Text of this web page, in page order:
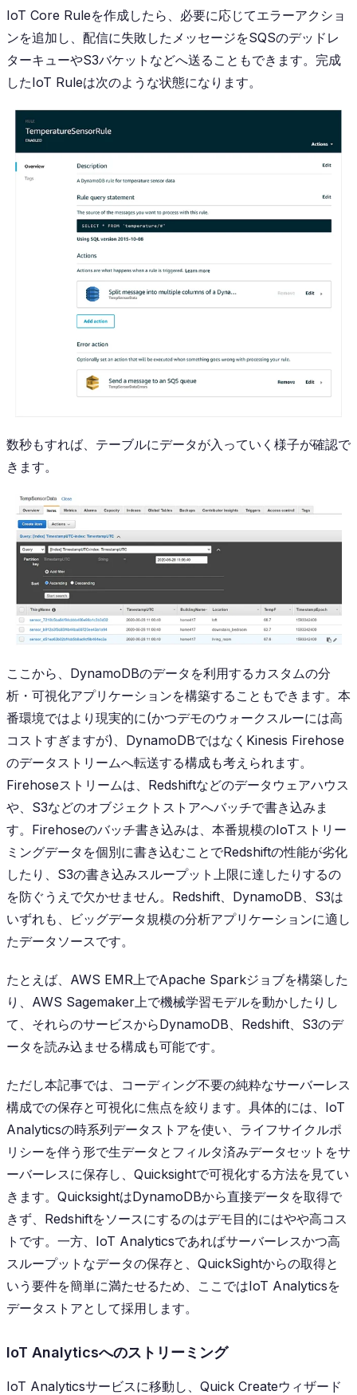
IoT Core Ruleを作成したら、必要に応じてエラーアクショ
ンを追加し、配信に失敗したメッセージをSQSのデッドレ
ターキューやS3バケットなどへ送ることもできます。完成
したIoT Ruleは次のような状態になります。
数秒もすれば、テーブルにデータが入っていく様子が確認で
きます。
ここから、DynamoDBのデータを利用するカスタムの分
析・可視化アプリケーションを構築することもできます。本
番環境ではより現実的に(かつデモのウォークスルーには高
コストすぎますが)、DynamoDBではなくKinesis Firehose
のデータストリームへ転送する構成も考えられます。
Firehoseストリームは、Redshiftなどのデータウェアハウス
や、S3などのオブジェクトストアへバッチで書き込みま
す。Firehoseのバッチ書き込みは、本番規模のIoTストリー
ミングデータを個別に書き込むことでRedshiftの性能が劣化
したり、S3の書き込みスループット上限に達したりするの
を防ぐうえで欠かせません。Redshift、DynamoDB、S3は
いずれも、ビッグデータ規模の分析アプリケーションに適し
たデータソースです。
たとえば、AWS EMR上でApache Sparkジョブを構築した
り、AWS Sagemaker上で機械学習モデルを動かしたりし
て、それらのサービスからDynamoDB、Redshift、S3のデ
ータを読み込ませる構成も可能です。
ただし本記事では、コーディング不要の純粋なサーバーレス
構成での保存と可視化に焦点を絞ります。具体的には、IoT
Analyticsの時系列データストアを使い、ライフサイクルポ
リシーを伴う形で生データとフィルタ済みデータセットをサ
ーバーレスに保存し、Quicksightで可視化する方法を見てい
きます。QuicksightはDynamoDBから直接データを取得で
きず、Redshiftをソースにするのはデモ目的にはやや高コス
トです。一方、IoT Analyticsであればサーバーレスかつ高
スループットなデータの保存と、QuickSightからの取得と
いう要件を簡単に満たせるため、ここではIoT Analyticsを
データストアとして採用します。
IoT Analyticsへのストリーミング
IoT Analyticsサービスに移動し、Quick Createウィザード